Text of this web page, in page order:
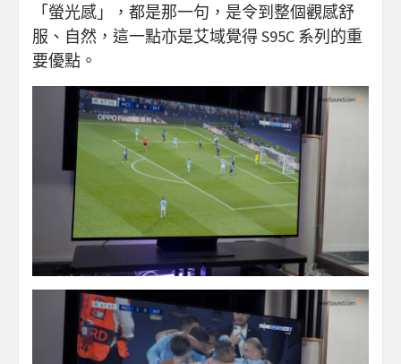
「螢光感」，都是那一句，是令到整個觀感舒
服、自然，這一點亦是艾域覺得 S95C 系列的重
要優點。